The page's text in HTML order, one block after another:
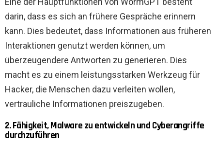
darin, dass es sich an frühere Gespräche erinnern
kann. Dies bedeutet, dass Informationen aus früheren
Interaktionen genutzt werden können, um
überzeugendere Antworten zu generieren. Dies
macht es zu einem leistungsstarken Werkzeug für
Hacker, die Menschen dazu verleiten wollen,
vertrauliche Informationen preiszugeben.
2. Fähigkeit, Malware zu entwickeln und Cyberangriffe
durchzuführen